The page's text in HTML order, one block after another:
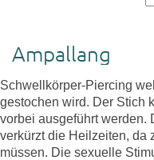
Ampallang
Schwellkörper-Piercing
gestochen wird. Der Stich
vorbei ausgeführt werden.
verkürzt die Heilzeiten, da
müssen. Die sexuelle